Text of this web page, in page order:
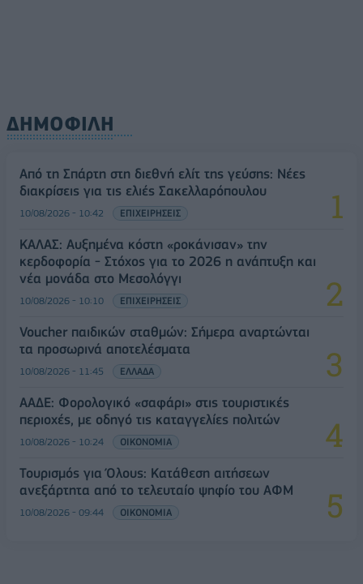
ΔΗΜΟΦΙΛΗ
Από τη Σπάρτη στη διεθνή ελίτ της γεύσης: Νέες
διακρίσεις για τις ελιές Σακελλαρόπουλου
10/08/2026 - 10:42 ΕΠΙΧΕΙΡΗΣΕΙΣ
ΚΑΛΑΣ: Αυξημένα κόστη «ροκάνισαν» την
κερδοφορία - Στόχος για το 2026 η ανάπτυξη και
νέα μονάδα στο Μεσολόγγι
10/08/2026 - 10:10 ΕΠΙΧΕΙΡΗΣΕΙΣ
Voucher παιδικών σταθμών: Σήμερα αναρτώνται
τα προσωρινά αποτελέσματα
10/08/2026 - 11:45 ΕΛΛΑΔΑ
ΑΑΔΕ: Φορολογικό «σαφάρι» στις τουριστικές
περιοχές, με οδηγό τις καταγγελίες πολιτών
10/08/2026 - 10:24 ΟΙΚΟΝΟΜΙΑ
Τουρισμός για Όλους: Kατάθεση αιτήσεων
ανεξάρτητα από το τελευταίο ψηφίο του ΑΦΜ
10/08/2026 - 09:44 ΟΙΚΟΝΟΜΙΑ